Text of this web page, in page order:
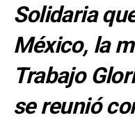
Solidaria
México, la
Trabajo
se reunió